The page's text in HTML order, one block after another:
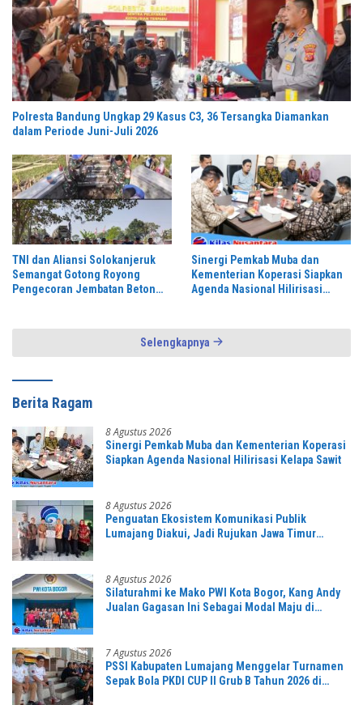
Polresta Bandung Ungkap 29 Kasus C3, 36 Tersangka Diamankan
dalam Periode Juni-Juli 2026
TNI dan Aliansi Solokanjeruk
Semangat Gotong Royong
Pengecoran Jembatan Beton
Sinergi Pemkab Muba dan
Kementerian Koperasi Siapkan
Agenda Nasional Hilirisasi
Selengkapnya
Berita Ragam
8 Agustus 2026
Sinergi Pemkab Muba dan Kementerian Koperasi
Siapkan Agenda Nasional Hilirisasi Kelapa Sawit
8 Agustus 2026
Penguatan Ekosistem Komunikasi Publik
Lumajang Diakui, Jadi Rujukan Jawa Timur
8 Agustus 2026
Silaturahmi ke Mako PWI Kota Bogor, Kang Andy
Jualan Gagasan Ini Sebagai Modal Maju di
7 Agustus 2026
PSSI Kabupaten Lumajang Menggelar Turnamen
Sepak Bola PKDI CUP II Grub B Tahun 2026 di